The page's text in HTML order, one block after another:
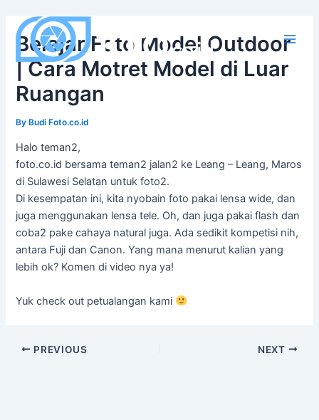
content
Main
Belajar Foto Model Outdoor
| Cara Motret Model di Luar
Ruangan
ByBudi Foto.co.id
Halo teman2,
foto.co.id bersama teman2 jalan2 ke Leang – Leang, Maros
di Sulawesi Selatan untuk foto2.
Di kesempatan ini, kita nyobain foto pakai lensa wide, dan
juga menggunakan lensa tele. Oh, dan juga pakai flash dan
coba2 pake cahaya natural juga. Ada sedikit kompetisi nih,
antara Fuji dan Canon. Yang mana menurut kalian yang
lebih ok? Komen di video nya ya!
Yuk check out petualangan kami
Post
PREVIOUS NEXT